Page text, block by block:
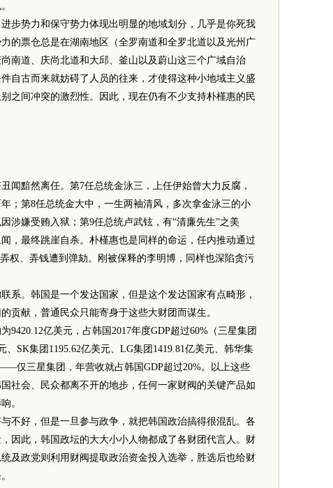
势力和保守势力体现出明显的地域划分，几乎是你死我
的票仓总是在湖南地区（全罗南道和全罗北道以及光州广
南道、庆尚北道和大邱、釜山以及蔚山这三个广域自治
自古而来就妨碍了人员的往来，才使得这种小地域主义盛
之间冲突的激烈性。因此，现在仍有不少支持朴槿惠的民
黯然离任。第7任总统金泳三，上任伊始曾大力反腐，
；第8任总统金大中，一生两袖清风，多次拿金泳三的小
涉嫌受贿入狱；第9任总统卢武铉，有“清廉先生”之美
，最终跳崖自杀。朴槿惠也是同样的命运，任内推动通过
权、弄钱遭到弹劾。刚被保释的李明博，同样也深陷贪污
。韩国是一个发达国家，但是这个发达国家有点畸形，
贡献，普通民众只能寄身于这些大财团而谋生。
亿美元，占韩国2017年度GDP超过60%（三星集团
、SK集团1195.62亿美元、LG集团1419.81亿美元、韩华集
仅三星集团，年营收就占韩国GDP超过20%。以上这些
社会、民众都离不开的地步，任何一家财阀的关键产品如
。
好，但是一旦参与政争，就把韩国政治搞得很混乱。各
因此，韩国政坛的大大小小人物都成了各财团代言人。财
及政党则利用财阀提取政治资金投入选举，胜选后也给财